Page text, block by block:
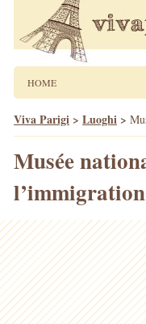
HOME
Viva Parigi > Luoghi >
Musée
l’immigration